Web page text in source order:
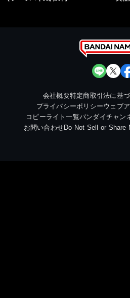
会社概要特定商取引法に基
プライバシーポリシーウェブ
コピーライト一覧バンダイチャン
お問い合わせDo Not Sell or Share